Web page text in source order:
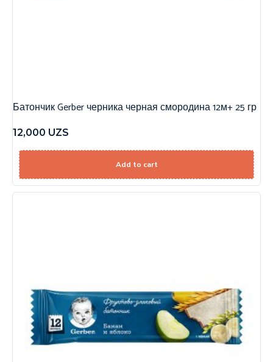
Батончик Gerber черника черная смородина 12м+ 25 гр
12,000 UZS
Add to cart